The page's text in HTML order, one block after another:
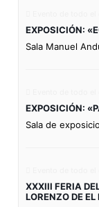
EXPOSICIÓN:
Sala Manuel
EXPOSICIÓN:
Sala de
XXXIII FERIA
LORENZO DE